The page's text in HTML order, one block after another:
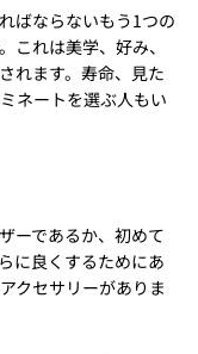
ばならないもう1つの
これは美学、好み、
れます。寿命、見た
ネートを選ぶ人もい
ーであるか、初めて
に良くするためにあ
クセサリーがありま